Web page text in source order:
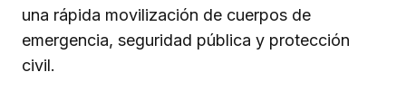
una rápida movilización de cuerpos de
emergencia, seguridad pública y protección
civil.